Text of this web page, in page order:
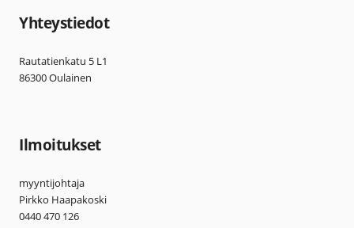
Yhteystiedot
Rautatienkatu 5 L1
86300 Oulainen
Ilmoitukset
myyntijohtaja
Pirkko Haapakoski
0440 470 126